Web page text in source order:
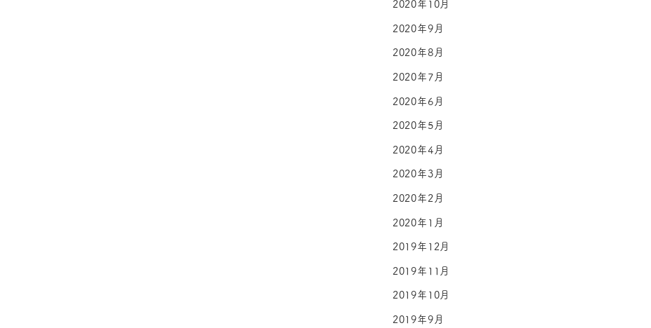
2020年10月
2020年9月
2020年8月
2020年7月
2020年6月
2020年5月
2020年4月
2020年3月
2020年2月
2020年1月
2019年12月
2019年11月
2019年10月
2019年9月